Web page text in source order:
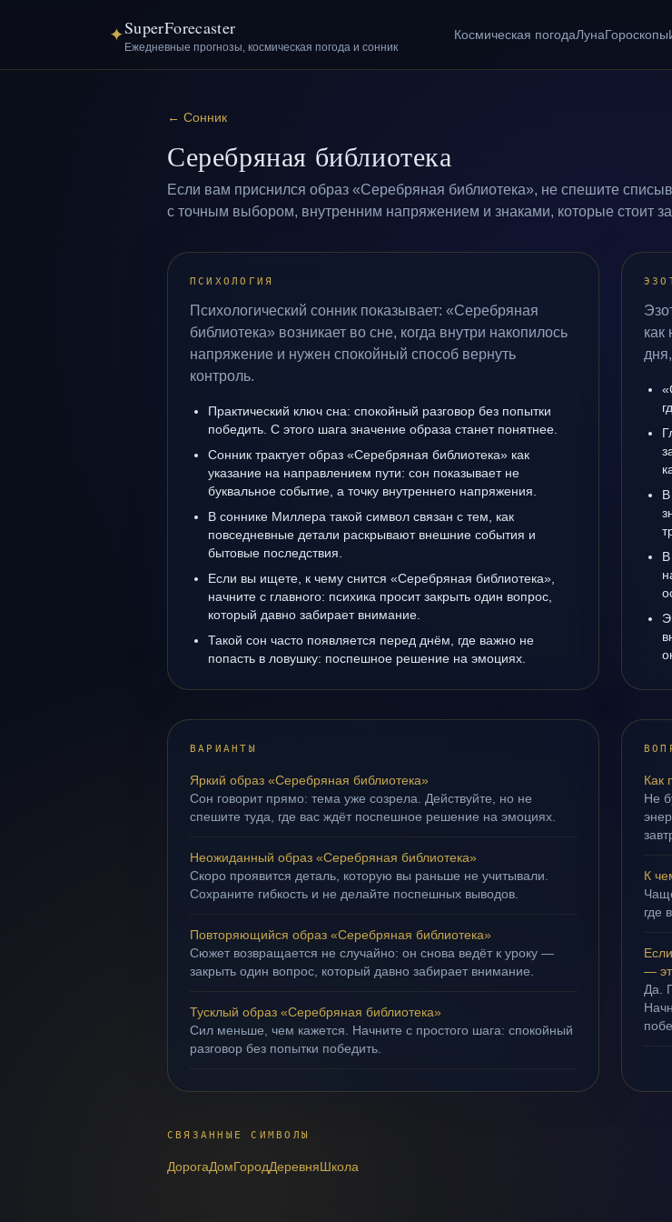
✦SuperForecaster
Ежедневные прогнозы, космическая погода и сонник
Космическая погодаЛунаГороскопы
← Сонник
Серебряная библиотека
Если вам приснился образ «Серебряная библиотека», не спешите
с точным выбором, внутренним напряжением и знаками, которые стоит
ПСИХОЛОГИЯ
Психологический сонник показывает: «Серебряная
библиотека» возникает во сне, когда внутри накопилось
напряжение и нужен спокойный способ вернуть
контроль.
Практический ключ сна: спокойный разговор без попытки
победить. С этого шага значение образа станет понятнее.
Сонник трактует образ «Серебряная библиотека» как
указание на направлением пути: сон показывает не
буквальное событие, а точку внутреннего напряжения.
В соннике Миллера такой символ связан с тем, как
повседневные детали раскрывают внешние события и
бытовые последствия.
Если вы ищете, к чему снится «Серебряная библиотека»,
начните с главного: психика просит закрыть один вопрос,
который давно забирает внимание.
Такой сон часто появляется перед днём, где важно не
попасть в ловушку: поспешное решение на эмоциях.
как
В
ВАРИАНТЫ
Яркий образ «Серебряная библиотека»
Сон говорит прямо: тема уже созрела. Действуйте, но не
спешите туда, где вас ждёт поспешное решение на эмоциях.
Неожиданный образ «Серебряная библиотека»
Скоро проявится деталь, которую вы раньше не учитывали.
Сохраните гибкость и не делайте поспешных выводов.
Повторяющийся образ «Серебряная библиотека»
Сюжет возвращается не случайно: он снова ведёт к уроку —
закрыть один вопрос, который давно забирает внимание.
Тусклый образ «Серебряная библиотека»
Сил меньше, чем кажется. Начните с простого шага: спокойный
разговор без попытки победить.
Как
Не
К
где
—
Да.
СВЯЗАННЫЕ СИМВОЛЫ
ДорогаДомГородДеревняШкола